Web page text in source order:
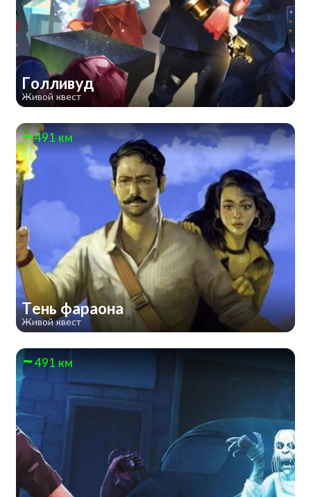
Голливуд
Живой квест
491 км
Тень фараона
Живой квест
491 км